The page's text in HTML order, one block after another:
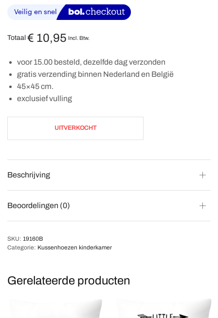
Totaal € 10,95 Incl. Btw.
voor 15.00 besteld, dezelfde dag verzonden
gratis verzending binnen Nederland en België
45×45 cm.
exclusief vulling
UITVERKOCHT
Beschrijving
Beoordelingen (0)
SKU: 19160B
Categorie: Kussenhoezen kinderkamer
Gerelateerde producten